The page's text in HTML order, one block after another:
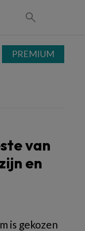
van
en
is gekozen
PREMIUM